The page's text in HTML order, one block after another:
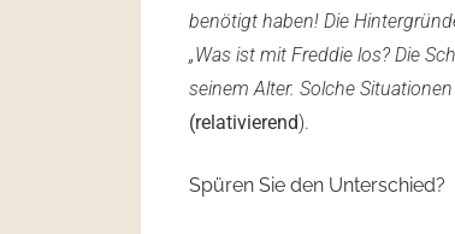
benötigt haben! Die
„Was ist mit Freddie los? Die
seinem Alter. Solche
(relativierend).
Spüren Sie den Unterschied?